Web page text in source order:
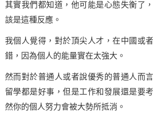
其實我們都知道，他可能是心態失衡了
該是這種反應。
我個人覺得，對於頂尖人才，在中國或
錯，因為個人的能量實在太強大。
然而對於普通人或者說優秀的普通人而
留學都是好事，但是工作和發展還是要
然你的個人努力會被大勢所抵消。